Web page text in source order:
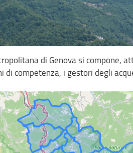
di Genova si compone,
di competenza, i gestori degli